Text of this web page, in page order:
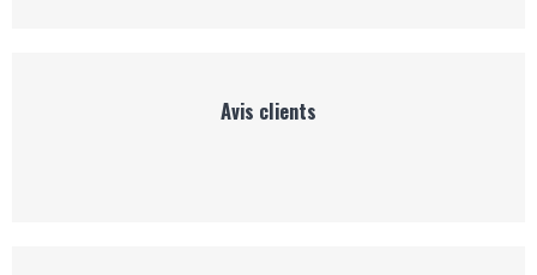
Avis clients